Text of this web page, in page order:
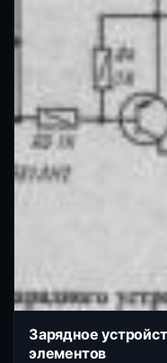
Зарядное
элементов